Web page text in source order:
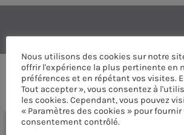
COMMENTAIRES
Laisser une réponse
Nous utilisons des cookies sur notre
offrir l'expérience la plus pertinente en
préférences et en répétant vos visites.
Tout accepter », vous consentez à
les cookies. Cependant, vous pouvez
« Paramètres des cookies » pour fournir
consentement contrôlé.